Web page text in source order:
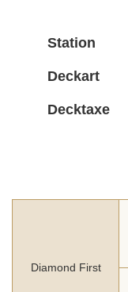
Station
Deckart
Decktaxe
Diamond First